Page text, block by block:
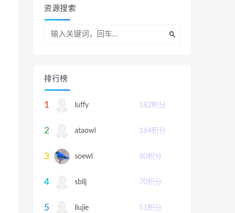
资源搜索
排行榜
1 luffy 182积分
2 ataowl 164积分
3 soewl 80积分
4 sbllj 70积分
5 liujie 51积分